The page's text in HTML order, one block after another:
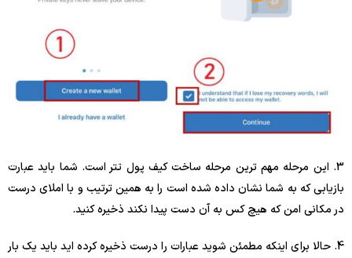
3. این مرحله مهم ترین مرحله ساخت کیف پول تتر است. شما باید عبارت
بازیابی که به شما نشان داده شده است را به همین ترتیب و با املای درست
در مکانی امن که هیچ کس به آن دست پیدا نکند ذخیره کنید.
4. حالا برای اینکه مطمئن شوید عبارات را درست ذخیره کرده اید باید یک بار